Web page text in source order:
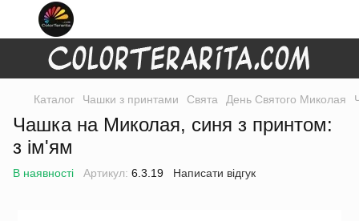
Каталог Чашки з принтами Свята День Святого Миколая
Чашка на Миколая, синя з принтом:
з ім'ям
В наявності Артикул: 6.3.19 Написати відгук